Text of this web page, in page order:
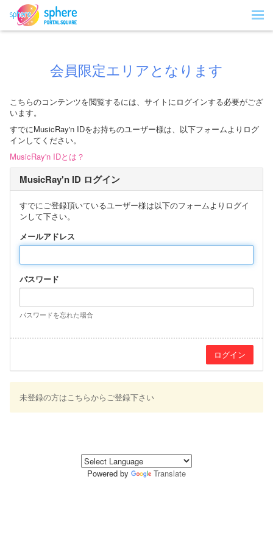
会員限定エリアとなります
こちらのコンテンツを閲覧するには、サイトにログインする必要がござ
います。
すでにMusicRay'n IDをお持ちのユーザー様は、以下フォームよりログ
インしてください。
MusicRay'n IDとは？
MusicRay'n ID ログイン
すでにご登録頂いているユーザー様は以下のフォームよりログイ
ンして下さい。
メールアドレス
パスワード
パスワードを忘れた場合
未登録の方はこちらからご登録下さい
Powered by Translate